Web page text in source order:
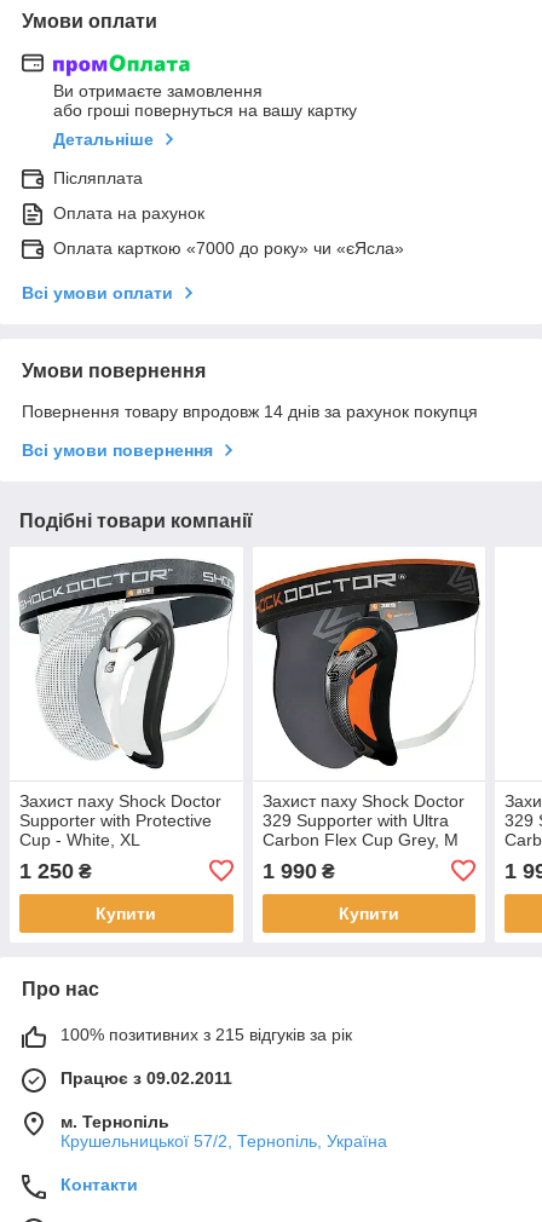
Умови оплати
Ви отримаєте замовлення
або гроші повернуться на вашу картку
Детальніше
Післяплата
Оплата на рахунок
Оплата карткою «7000 до року» чи «єЯсла»
Всі умови оплати
Умови повернення
Повернення товару впродовж 14 днів за рахунок покупця
Всі умови повернення
Подібні товари компанії
Захист паху Shock Doctor
Supporter with Protective
Cup - White, XL
1 250 ₴
Купити
Захист паху Shock Doctor
329 Supporter with Ultra
Carbon Flex Cup Grey, M
1 990₴
Купити
329
1
Про нас
100% позитивних з 215 відгуків за рік
Працює з 09.02.2011
м. Тернопіль
Крушельницької 57/2, Тернопіль, Україна
Контакти